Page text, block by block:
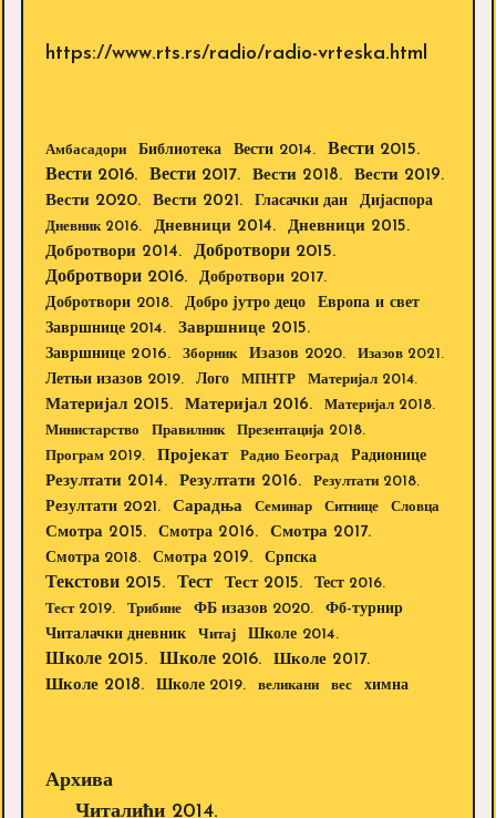
https://www.rts.rs/radio/radio-vrteska.html
Амбасадори Библиотека Вести 2014.
Вести 2015.
Вести 2016.
Вести 2017. Вести 2018.
Вести 2019.
Вести 2020.
Вести 2021. Гласачки дан Дијаспора
Дневник 2016. Дневници 2014.
Дневници 2015.
Добротвори 2014.
Добротвори 2015.
Добротвори 2016.
Добротвори 2017.
Добротвори 2018.
Добро јутро децо Европа и свет
Завршнице 2014.
Завршнице 2015.
Завршнице 2016.
Зборник Изазов 2020.
Изазов 2021.
Летњи изазов 2019.
Лого МПНТР Материјал 2014.
Материјал 2015. Материјал 2016.
Материјал 2018.
Министарство
Правилник
Презентација 2018.
Програм 2019.
Пројекат Радио Београд
Радионице
Резултати 2014.
Резултати 2016. Резултати 2018.
Резултати 2021. Сарадња Семинар Ситнице Словца
Смотра 2015. Смотра 2016. Смотра 2017.
Смотра 2018. Смотра 2019. Српска
Текстови 2015. Тест Тест 2015.
Тест 2016.
Тест 2019.
Трибине ФБ изазов 2020.
Фб-турнир
Читалачки дневник
Читај Школе 2014.
Школе 2015. Школе 2016.
Школе 2017.
Школе 2018.
Школе 2019. великани вес химна
Архива
Читалићи 2014.